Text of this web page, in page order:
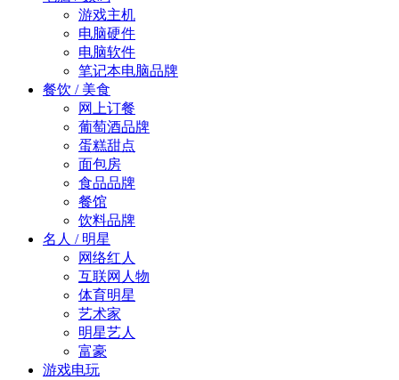
游戏主机
电脑硬件
电脑软件
笔记本电脑品牌
餐饮 / 美食
网上订餐
葡萄酒品牌
蛋糕甜点
面包房
食品品牌
餐馆
饮料品牌
名人 / 明星
网络红人
互联网人物
体育明星
艺术家
明星艺人
富豪
游戏电玩